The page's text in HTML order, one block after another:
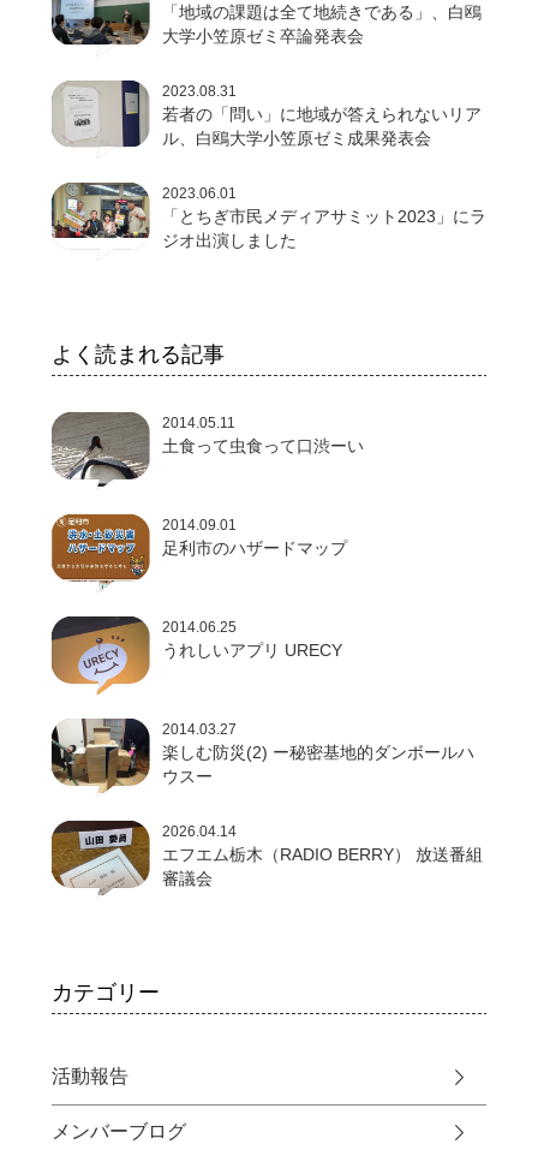
「地域の課題は全て地続きである」、白鴎
大学小笠原ゼミ卒論発表会
2023.08.31
若者の「問い」に地域が答えられないリア
ル、白鴎大学小笠原ゼミ成果発表会
2023.06.01
「とちぎ市民メディアサミット2023」にラ
ジオ出演しました
よく読まれる記事
2014.05.11
土食って虫食って口渋ーい
2014.09.01
足利市のハザードマップ
2014.06.25
うれしいアプリ URECY
2014.03.27
楽しむ防災(2) ー秘密基地的ダンボールハ
ウスー
2026.04.14
エフエム栃木（RADIO BERRY） 放送番組
審議会
カテゴリー
活動報告
メンバーブログ